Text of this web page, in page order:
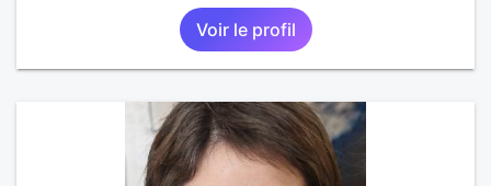
Voir le profil